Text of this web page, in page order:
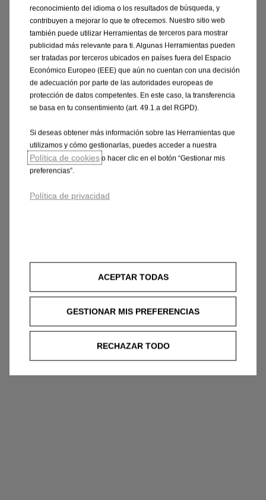
reconocimiento del idioma o los resultados de búsqueda, y
contribuyen a mejorar lo que te ofrecemos. Nuestro sitio web
también puede utilizar Herramientas de terceros para mostrar
publicidad más relevante para ti. Algunas Herramientas pueden
ser tratadas por terceros ubicados en países fuera del Espacio
Económico Europeo (EEE) que aún no cuentan con una decisión
de adecuación por parte de las autoridades europeas de
protección de datos competentes. En este caso, la transferencia
se basa en tu consentimiento (art. 49.1.a del RGPD).
Si deseas obtener más información sobre las Herramientas que
utilizamos y cómo gestionarlas, puedes acceder a nuestra
Política de cookies o hacer clic en el botón “Gestionar mis
preferencias”.
Política de privacidad
GESTIONAR MIS PREFERENCIAS
ACEPTAR TODAS
RECHAZAR TODO